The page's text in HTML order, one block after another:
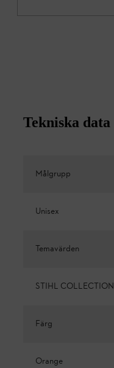
Tekniska data
Målgrupp
Unisex
Temavärden
STIHL COLLECTION
Färg
Orange